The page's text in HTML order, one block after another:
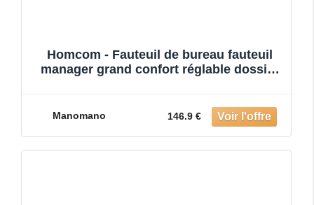
Homcom - Fauteuil de bureau fauteuil
manager grand confort réglable dossier
Manomano 146.9 €